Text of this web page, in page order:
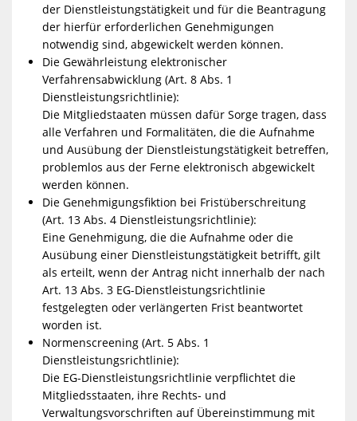
der Dienstleistungstätigkeit und für die Beantragung
der hierfür erforderlichen Genehmigungen
notwendig sind, abgewickelt werden können.
Die Gewährleistung elektronischer
Verfahrensabwicklung (Art. 8 Abs. 1
Dienstleistungsrichtlinie):
Die Mitgliedstaaten müssen dafür Sorge tragen, dass
alle Verfahren und Formalitäten, die die Aufnahme
und Ausübung der Dienstleistungstätigkeit betreffen,
problemlos aus der Ferne elektronisch abgewickelt
werden können.
Die Genehmigungsfiktion bei Fristüberschreitung
(Art. 13 Abs. 4 Dienstleistungsrichtlinie):
Eine Genehmigung, die die Aufnahme oder die
Ausübung einer Dienstleistungstätigkeit betrifft, gilt
als erteilt, wenn der Antrag nicht innerhalb der nach
Art. 13 Abs. 3 EG-Dienstleistungsrichtlinie
festgelegten oder verlängerten Frist beantwortet
worden ist.
Normenscreening (Art. 5 Abs. 1
Dienstleistungsrichtlinie):
Die EG-Dienstleistungsrichtlinie verpflichtet die
Mitgliedsstaaten, ihre Rechts- und
Verwaltungsvorschriften auf Übereinstimmung mit